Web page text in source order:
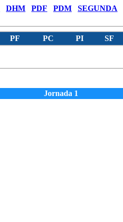
DHM PDF PDM SEGUNDA
PF PC PI SF
Jornada 1